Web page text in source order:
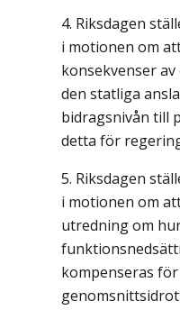
Riksdagen
i motionen om
konsekvenser
den statliga
bidragsnivån till
detta för
Riksdagen
i motionen om
utredning om
kompenseras